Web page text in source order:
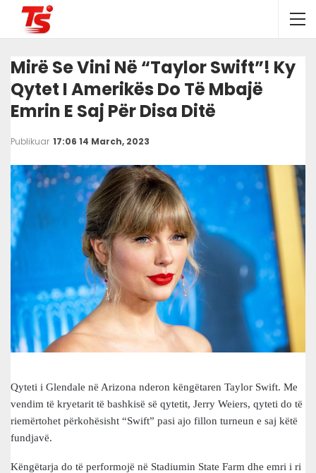
Mirë Se Vini Në “Taylor Swift”! Ky
Qytet I Amerikës Do Të Mbajë
Emrin E Saj Për Disa Ditë
Publikuar 17:06 14 March, 2023
Qyteti i Glendale në Arizona nderon këngëtaren Taylor Swift. Me
vendim të kryetarit të bashkisë së qytetit, Jerry Weiers, qyteti do të
riemërtohet përkohësisht “Swift” pasi ajo fillon turneun e saj këtë
fundjavë.
Këngëtarja do të performojë në Stadiumin State Farm dhe emri i ri